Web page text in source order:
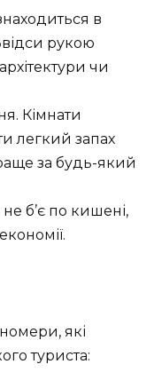
в
рукою
чи
Кімнати
легкий запах
за будь-який
б’є по кишені,
які
туриста: